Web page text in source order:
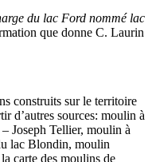
du lac Ford nommé lac
que donne C. Laurin
construits sur le territoire
d’autres sources: moulin à
Joseph Tellier, moulin à
lac Blondin, moulin
carte des moulins de